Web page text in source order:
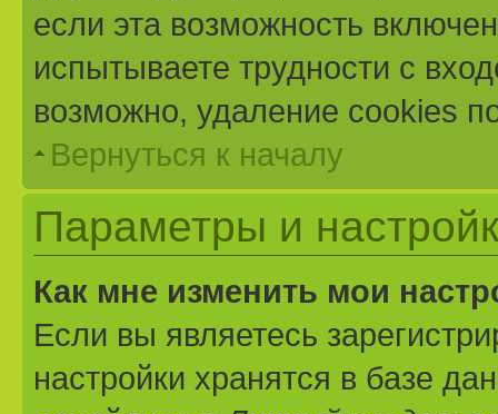
если эта возможность
испытываете трудности с
возможно, удаление cookies
Вернуться к началу
Параметры и
Как мне изменить мои
Если вы являетесь
настройки хранятся в базе